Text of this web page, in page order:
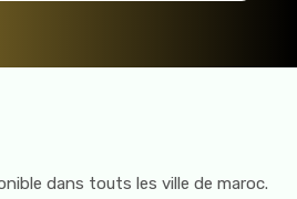
dans touts les ville de maroc.